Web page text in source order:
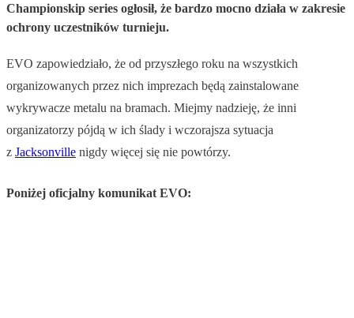
Championskip series ogłosił, że bardzo mocno działa w zakresie
ochrony uczestników turnieju.
EVO zapowiedziało, że od przyszłego roku na wszystkich
organizowanych przez nich imprezach będą zainstalowane
wykrywacze metalu na bramach. Miejmy nadzieję, że inni
organizatorzy pójdą w ich ślady i wczorajsza sytuacja
z Jacksonville nigdy więcej się nie powtórzy.
Poniżej oficjalny komunikat EVO: